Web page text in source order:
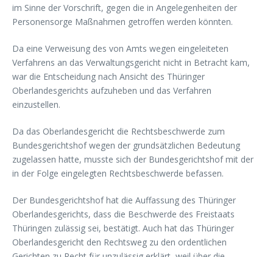
im Sinne der Vorschrift, gegen die in Angelegenheiten der
Personensorge Maßnahmen getroffen werden könnten.
Da eine Verweisung des von Amts wegen eingeleiteten
Verfahrens an das Verwaltungsgericht nicht in Betracht kam,
war die Entscheidung nach Ansicht des Thüringer
Oberlandesgerichts aufzuheben und das Verfahren
einzustellen.
Da das Oberlandesgericht die Rechtsbeschwerde zum
Bundesgerichtshof wegen der grundsätzlichen Bedeutung
zugelassen hatte, musste sich der Bundesgerichtshof mit der
in der Folge eingelegten Rechtsbeschwerde befassen.
Der Bundesgerichtshof hat die Auffassung des Thüringer
Oberlandesgerichts, dass die Beschwerde des Freistaats
Thüringen zulässig sei, bestätigt. Auch hat das Thüringer
Oberlandesgericht den Rechtsweg zu den ordentlichen